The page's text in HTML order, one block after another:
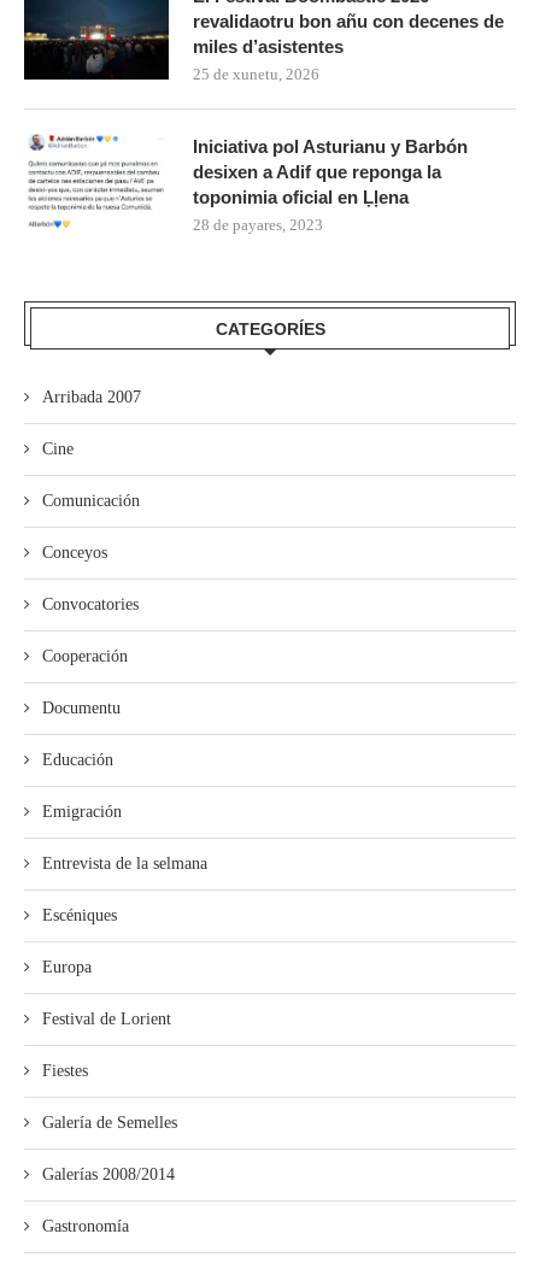
revalidaotru bon añu con decenes de
miles d’asistentes
25 de xunetu, 2026
Iniciativa pol Asturianu y Barbón
desixen a Adif que reponga la
toponimia oficial en Ḷḷena
28 de payares, 2023
CATEGORÍES
Arribada 2007
Cine
Comunicación
Conceyos
Convocatories
Cooperación
Documentu
Educación
Emigración
Entrevista de la selmana
Escéniques
Europa
Festival de Lorient
Fiestes
Galería de Semelles
Galerías 2008/2014
Gastronomía